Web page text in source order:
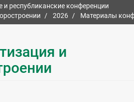
республиканские конференции
2026 Материалы
и